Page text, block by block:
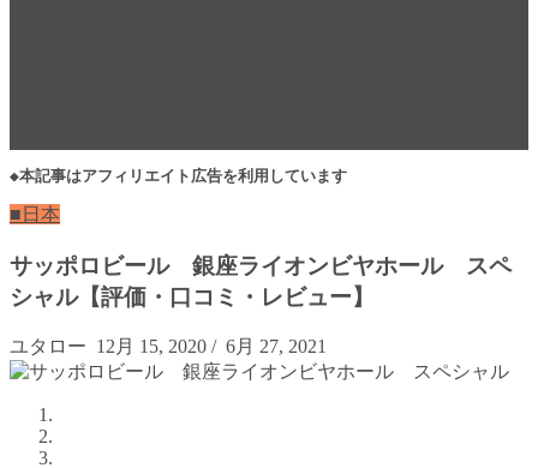
◆本記事はアフィリエイト広告を利用しています
■日本
サッポロビール 銀座ライオンビヤホール スペ
シャル【評価・口コミ・レビュー】
ユタロー 12月 15, 2020 / 6月 27, 2021